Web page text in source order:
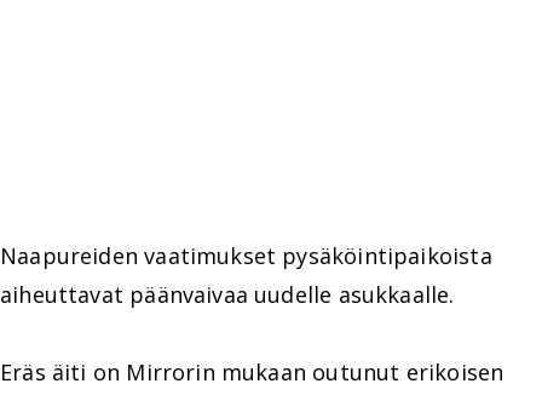
Naapureiden vaatimukset pysäköintipaikoista
aiheuttavat päänvaivaa uudelle asukkaalle.
Eräs äiti on Mirrorin mukaan outunut erikoisen